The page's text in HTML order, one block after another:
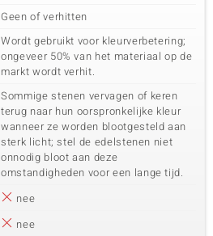
Geen of verhitten
Wordt gebruikt voor kleurverbetering;
ongeveer 50% van het materiaal op de
markt wordt verhit.
Sommige stenen vervagen of keren
terug naar hun oorspronkelijke kleur
wanneer ze worden blootgesteld aan
sterk licht; stel de edelstenen niet
onnodig bloot aan deze
omstandigheden voor een lange tijd.
nee
nee